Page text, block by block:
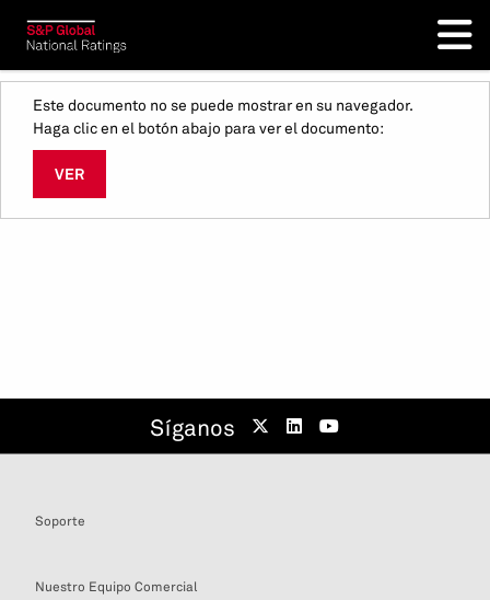
Este documento no se puede mostrar en su navegador.
Haga clic en el botón abajo para ver el documento:
VER
Síganos
Soporte
Nuestro Equipo Comercial